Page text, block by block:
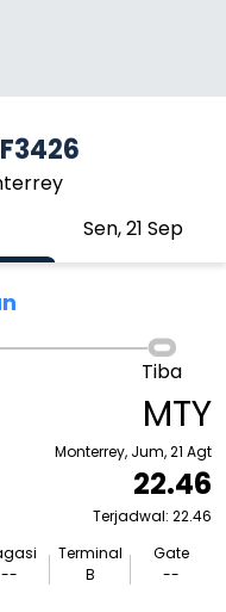
Sen, 21 Sep
Tiba
MTY
Monterrey, Jum, 21 Agt
22.46
Terjadwal: 22.46
--
Terminal
B
Gate
--